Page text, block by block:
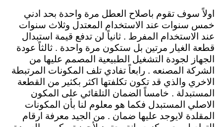
اولاً سوف تقوم باصلاح العطل مرة واحدة بحد ادني
خمس سنوات عند الاستخدام المعتدل وثلاث سنوات
عند الاستخدام المفرط . ثانياً لن تدفع قيمة استبدال
قطعة الغيار مرتين بل ستكون مرة واحدة . ثالثاً عودة
الجهاز لجودة التشغيل الطبيعية المصمم عليها من
الشركة المصنعه . رابعاً تفادي تلف المكونات المرتبطة
الاخري والذي قد تكون تكلفتها اكثر بكثير من القطعة
المستبدلة . خامساً الضمان التلقائي على المكون
الاصلي المستبدل فكما هو معلوم لنا بأن المكونات
المقلدة لايوجد عليها ضمان . من الجيد معرفة ارقام